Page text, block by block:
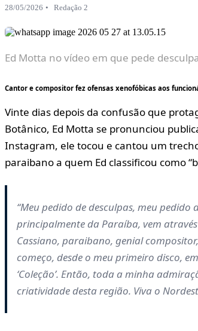
28/05/2026 Redação 2
Ed Motta no vídeo em que pede
Cantor e compositor fez ofensas xenofóbicas aos
Vinte dias depois da confusão que
Botânico, Ed Motta se pronunciou
Instagram, ele tocou e cantou um
paraibano a quem Ed classificou como
“Meu pedido de desculpas, meu
principalmente da Paraíba, vem
Cassiano, paraibano, genial
começo, desde o meu primeiro disco,
‘Coleção’. Então, toda a minha
criatividade desta região. Viva o